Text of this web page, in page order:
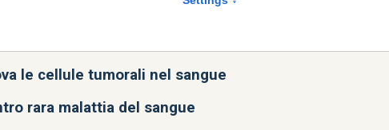
più dannoso per le donne
per anticipare diagnosi
le cellule tumorali nel sangue
rara malattia del sangue